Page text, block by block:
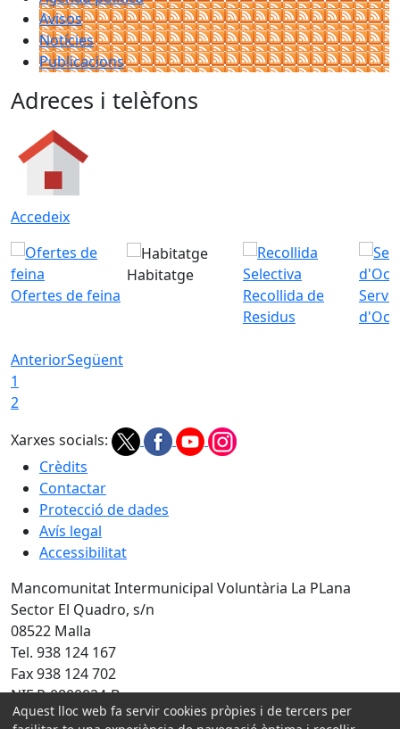
Avisos
Notícies
Publicacions
Adreces i telèfons
Accedeix
Ofertes de feina
Habitatge
Recollida de
Residus
Servei
AnteriorSegüent
1
2
Xarxes socials:
Crèdits
Contactar
Protecció de dades
Avís legal
Accessibilitat
Mancomunitat Intermunicipal Voluntària La PLana
Sector El Quadro, s/n
08522 Malla
Tel. 938 124 167
Fax 938 124 702
NIF P-0800024-B
Aquest lloc web fa servir cookies pròpies i de tercers per